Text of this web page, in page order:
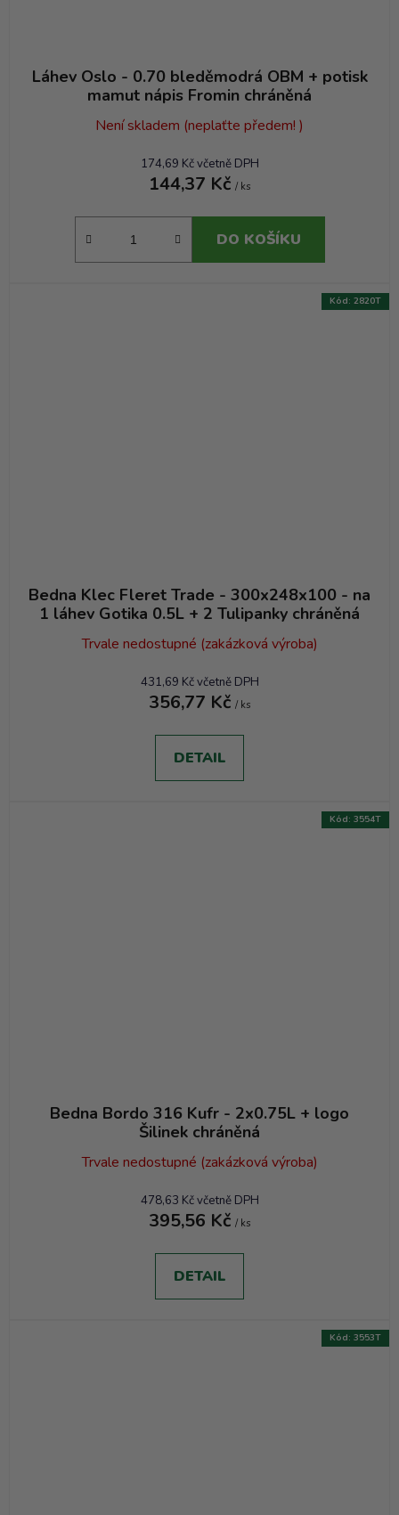
Láhev Oslo - 0.70 bleděmodrá OBM + potisk
mamut nápis Fromin chráněná
Není skladem (neplaťte předem! )
174,69 Kč včetně DPH
144,37 Kč / ks
DO KOŠÍKU
Bedna Klec Fleret Trade - 300x248x100 - na
1 láhev Gotika 0.5L + 2 Tulipanky chráněná
Trvale nedostupné (zakázková výroba)
431,69 Kč včetně DPH
356,77 Kč / ks
DETAIL
Kód: 2820T
Bedna Bordo 316 Kufr - 2x0.75L + logo
Šilinek chráněná
Trvale nedostupné (zakázková výroba)
478,63 Kč včetně DPH
395,56 Kč / ks
DETAIL
Kód: 3554T
Kód: 3553T